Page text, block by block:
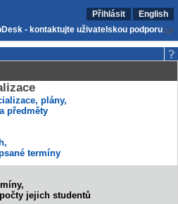
Přihlásit
English
- kontaktujte uživatelskou podporu
plány,
předměty
termíny
jejich studentů